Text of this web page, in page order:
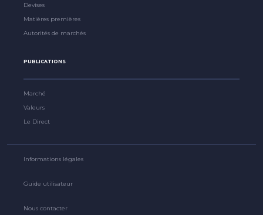
Devises
Matières premières
Autorités de marchés
PUBLICATIONS
Marché
Valeurs
Le Direct
Informations légales
Guide utilisateur
Nous contacter